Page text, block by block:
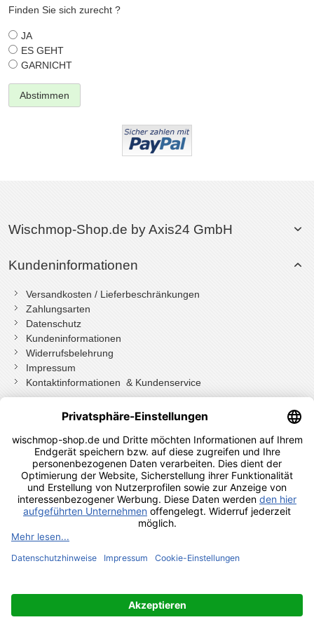
Finden Sie sich zurecht ?
JA
ES GEHT
GARNICHT
Abstimmen
Wischmop-Shop.de by Axis24 GmbH
Kundeninformationen
Versandkosten / Lieferbeschränkungen
Zahlungsarten
Datenschutz
Kundeninformationen
Widerrufsbelehrung
Impressum
Kontaktinformationen & Kundenservice
Wenn Sie mit Kundenkonto bestellt haben, können Sie sich
einloggen
und bei der Bestellung in Ihrem Konto den Widerrufen Button
drücken.
Wenn Sie als Gast bestellt haben klicken Sie auf diesen Button.
Shopauskunft Kundenbewertungen